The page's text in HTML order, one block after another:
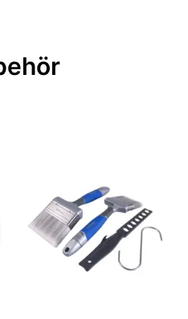
pensel eller